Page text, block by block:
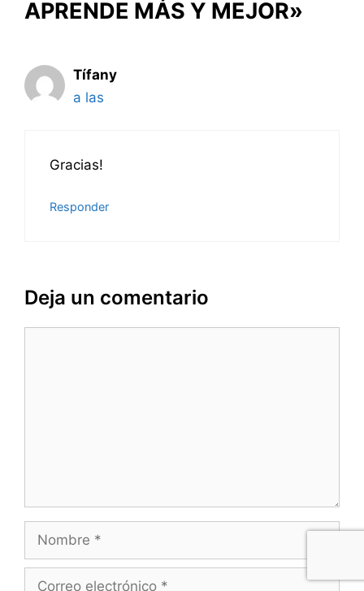
APRENDE MÁS Y MEJOR»
Tífany
a las
Gracias!
Responder
Deja un comentario
Nombre
Correo